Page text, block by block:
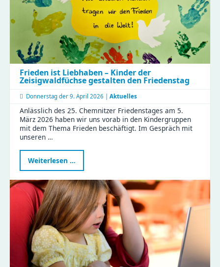
Frieden ist Liebhaben – Kinder der
Zeisigwaldfüchse gestalten den Friedenstag
Donnerstag der 9. April 2026 | Aktuelles
Anlässlich des 25. Chemnitzer Friedenstages am 5.
März 2026 haben wir uns vorab in den Kindergruppen
mit dem Thema Frieden beschäftigt. Im Gespräch mit
unseren …
Weiterlesen …
ist
Liebhaben
–
Kinder
der
Zeisigwaldfüchse
gestalten
den
Friedenstag